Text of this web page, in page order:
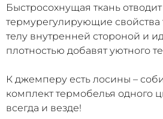
Быстросохнущая ткань
термурегулирующие свойства
телу внутренней стороной и
плотностью добавят уютного
К джемперу есть лосины –
комплект термобелья одного
всегда и везде!